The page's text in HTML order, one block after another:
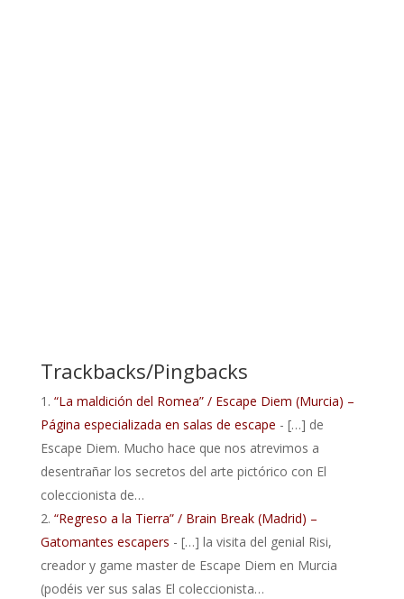
Trackbacks/Pingbacks
“La maldición del Romea” / Escape Diem (Murcia) –
Página especializada en salas de escape - […] de
Escape Diem. Mucho hace que nos atrevimos a
desentrañar los secretos del arte pictórico con El
coleccionista de…
“Regreso a la Tierra” / Brain Break (Madrid) –
Gatomantes escapers - […] la visita del genial Risi,
creador y game master de Escape Diem en Murcia
(podéis ver sus salas El coleccionista…